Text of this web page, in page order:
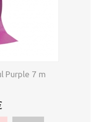
Purple 7 m